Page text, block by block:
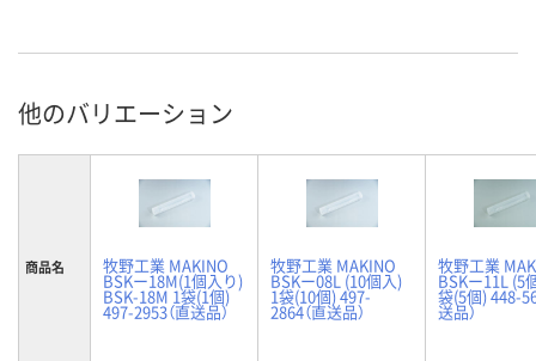
他のバリエーション
商品名 牧野工業 MAKINO
BSKー18M(1個入り)
BSK-18M 1袋(1個)
497-2953（直送品）
牧野工業 MAKINO
BSKー08L (10個入)
1袋(10個) 497-
2864（直送品）
牧野工業
BSKー11L (5
袋(5個) 448-
送品）